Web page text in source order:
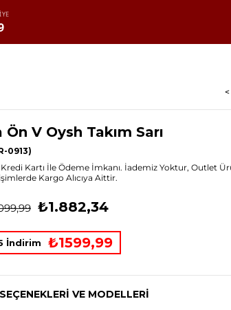
V Oysh Takım Sarı
0913)
Kredi Kartı İle Ödeme İmkanı. İademiz Yoktur, Outlet
Kargo Alıcıya Aittir.
₺1.882,34
İndirim ₺1599,99
VE MODELLERI